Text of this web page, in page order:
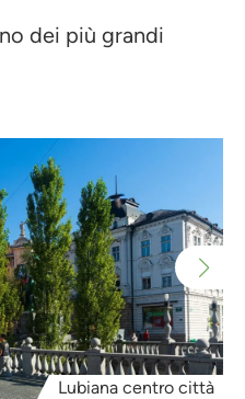
dei più grandi
Lubiana centro città